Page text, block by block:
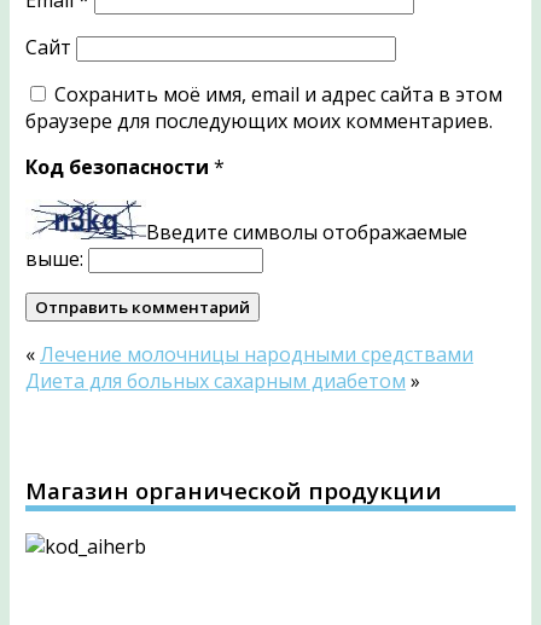
Сайт
Сохранить моё имя, email и адрес сайта в этом
браузере для последующих моих комментариев.
Код безопасности *
Введите символы отображаемые
выше:
«Лечение молочницы народными средствами
Диета для больных сахарным диабетом »
Магазин органической продукции